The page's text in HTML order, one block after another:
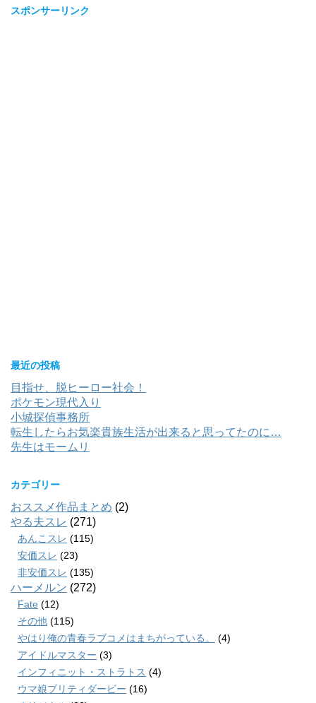
スポンサーリンク
最近の投稿
目指せ、脱ヒーロー社会！
ポケモン現代入り
小城探偵事務所
転生したらお気楽貴族生活が出来ると思ってたのに…
先生はモームリ
カテゴリー
おススメ作品まとめ (2)
やる夫スレ (271)
あんこスレ (115)
安価スレ (23)
非安価スレ (135)
ハーメルン (272)
Fate (12)
その他 (115)
やはり俺の青春ラブコメはまちがっている。
(4)
アイドルマスター (3)
インフィニット・ストラトス (4)
ウマ娘プリティダービー (16)